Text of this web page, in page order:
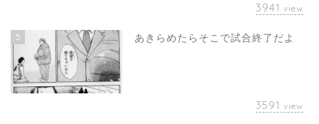
3941 view
5 あきらめたらそこで試合終了だよ
3591 view